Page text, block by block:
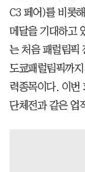
C3 페어)를 비롯
메달을 기대하고
는 처음 패럴림픽
도쿄패럴림픽까
력종목이다. 이번
단체전과 같은 업